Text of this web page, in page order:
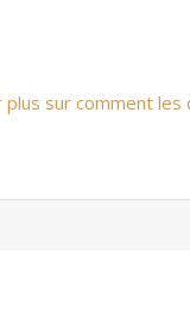
plus sur comment les